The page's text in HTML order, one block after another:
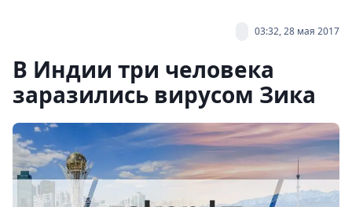
03:32, 28 мая 2017
В Индии три человека
заразились вирусом Зика